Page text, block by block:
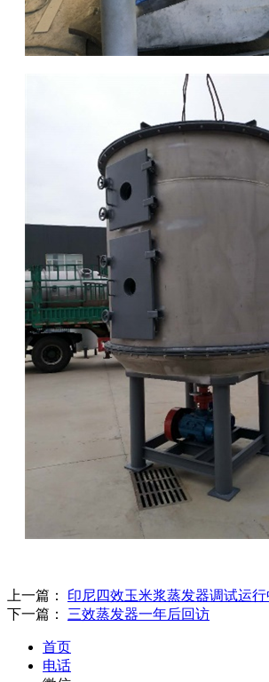
上一篇： 印尼四效玉米浆蒸发器调试运行
下一篇： 三效蒸发器一年后回访
首页
电话